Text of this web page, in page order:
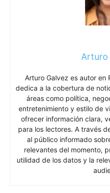
Arturo
Arturo Galvez es autor en
dedica a la cobertura de
áreas como política,
entretenimiento y estilo de
ofrecer información clara,
para los lectores. A través
al público informado
relevantes del momento,
utilidad de los datos y la